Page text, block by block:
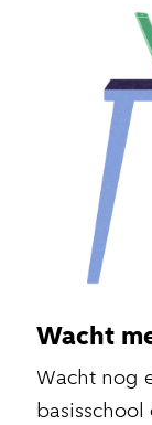
Wacht
Wacht nog